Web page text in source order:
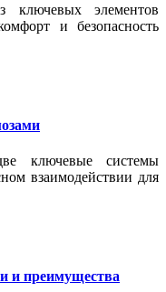
элементов
и безопасность
ключевые системы
взаимодействии для
и преимущества